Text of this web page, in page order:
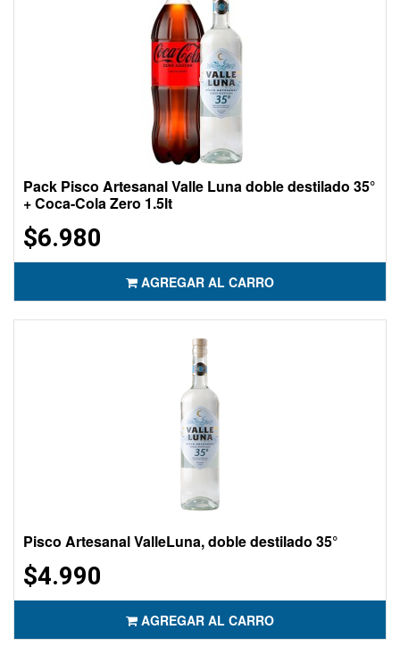
Pack Pisco Artesanal Valle Luna doble destilado 35°
+ Coca-Cola Zero 1.5lt
$6.980
AGREGAR AL CARRO
Pisco Artesanal ValleLuna, doble destilado 35°
$4.990
AGREGAR AL CARRO